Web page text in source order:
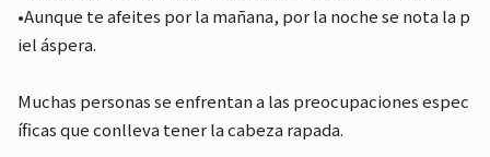
•Aunque te afeites por la mañana, por la noche se nota la p
iel áspera.
Muchas personas se enfrentan a las preocupaciones espec
íficas que conlleva tener la cabeza rapada.